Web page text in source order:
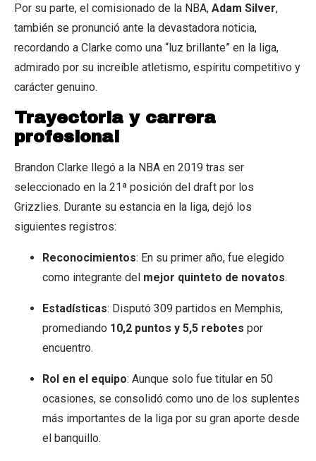
Por su parte, el comisionado de la NBA, Adam Silver,
también se pronunció ante la devastadora noticia,
recordando a Clarke como una “luz brillante” en la liga,
admirado por su increíble atletismo, espíritu competitivo y
carácter genuino.
Trayectoria y carrera
profesional
Brandon Clarke llegó a la NBA en 2019 tras ser
seleccionado en la 21ª posición del draft por los
Grizzlies. Durante su estancia en la liga, dejó los
siguientes registros:
Reconocimientos: En su primer año, fue elegido
como integrante del mejor quinteto de novatos.
Estadísticas: Disputó 309 partidos en Memphis,
promediando 10,2 puntos y 5,5 rebotes por
encuentro.
Rol en el equipo: Aunque solo fue titular en 50
ocasiones, se consolidó como uno de los suplentes
más importantes de la liga por su gran aporte desde
el banquillo.